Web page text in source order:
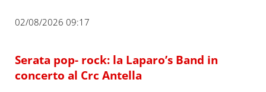
02/08/2026 09:17
Serata pop- rock: la Laparo’s Band in
concerto al Crc Antella